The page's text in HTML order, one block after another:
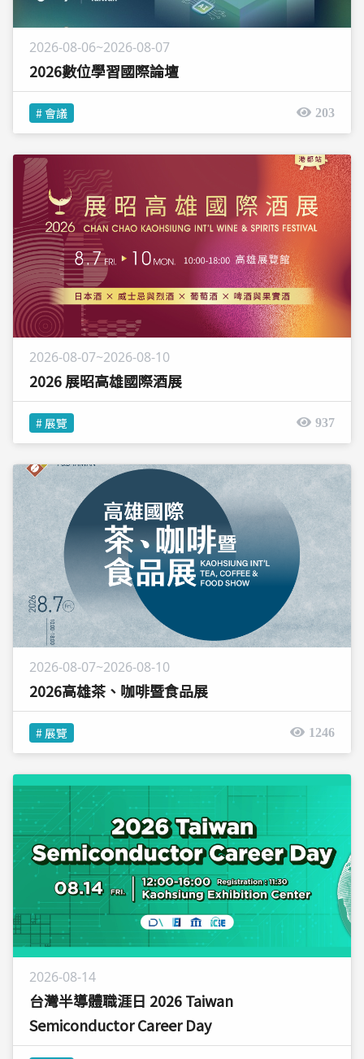
2026-08-06~2026-08-07
2026數位學習國際論壇
# 會議 203
2026-08-07~2026-08-10
2026 展昭高雄國際酒展
# 展覽 937
2026-08-07~2026-08-10
2026高雄茶、咖啡暨食品展
# 展覽 1246
2026-08-14
台灣半導體職涯日 2026 Taiwan
Semiconductor Career Day